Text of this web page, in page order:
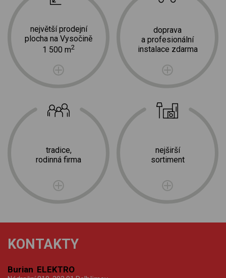
největší prodejní
plocha na Vysočině
1 500 m2
tradice,
rodinná firma
doprava
a profesionální
instalace zdarma
nejširší
sortiment
KONTAKTY
Burian ELEKTRO